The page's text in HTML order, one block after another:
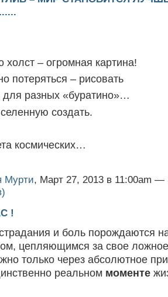
– огромная картина!
– рисовать
разных «буратино»…
создать.
космических…
Мурти, Март 27, 2013 в 11:00am —
!
и боль порождаются
цепляющимся за свое
только через абсолютное
реальном моменте